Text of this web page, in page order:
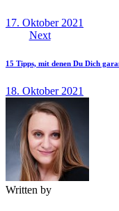
17. Oktober 2021
Next
15 Tipps, mit denen Du Dich
18. Oktober 2021
Written by